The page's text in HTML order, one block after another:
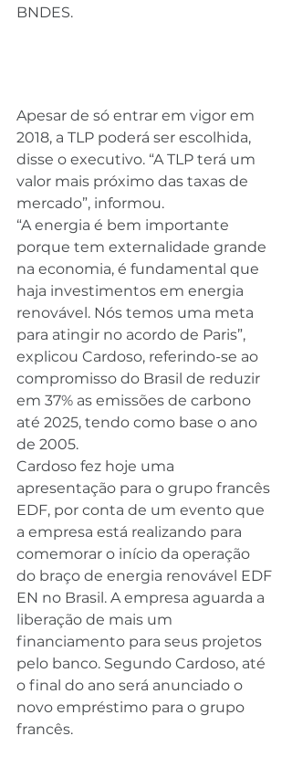
BNDES.
Apesar de só entrar em vigor em
2018, a TLP poderá ser escolhida,
disse o executivo. “A TLP terá um
valor mais próximo das taxas de
mercado”, informou.
“A energia é bem importante
porque tem externalidade grande
na economia, é fundamental que
haja investimentos em energia
renovável. Nós temos uma meta
para atingir no acordo de Paris”,
explicou Cardoso, referindo-se ao
compromisso do Brasil de reduzir
em 37% as emissões de carbono
até 2025, tendo como base o ano
de 2005.
Cardoso fez hoje uma
apresentação para o grupo francês
EDF, por conta de um evento que
a empresa está realizando para
comemorar o início da operação
do braço de energia renovável EDF
EN no Brasil. A empresa aguarda a
liberação de mais um
financiamento para seus projetos
pelo banco. Segundo Cardoso, até
o final do ano será anunciado o
novo empréstimo para o grupo
francês.